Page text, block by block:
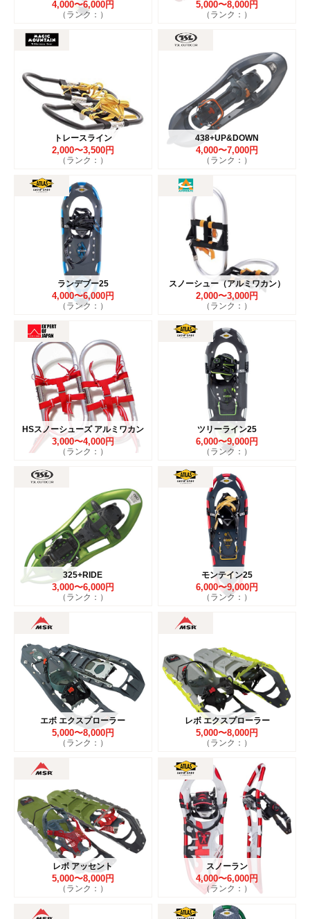
4,000〜6,000円
（ランク：）
5,000〜8,000円
（ランク：）
トレースライン
2,000〜3,500円
（ランク：）
438+UP&DOWN
4,000〜7,000円
（ランク：）
ランデブー25
4,000〜6,000円
（ランク：）
スノーシュー（アルミワカン）
2,000〜3,000円
（ランク：）
HSスノーシューズ アルミワカン
3,000〜4,000円
（ランク：）
ツリーライン25
6,000〜9,000円
（ランク：）
325+RIDE
3,000〜6,000円
（ランク：）
モンテイン25
6,000〜9,000円
（ランク：）
エボ エクスプローラー
5,000〜8,000円
（ランク：）
レボ エクスプローラー
5,000〜8,000円
（ランク：）
レボ アッセント
5,000〜8,000円
（ランク：）
スノーラン
4,000〜6,000円
（ランク：）